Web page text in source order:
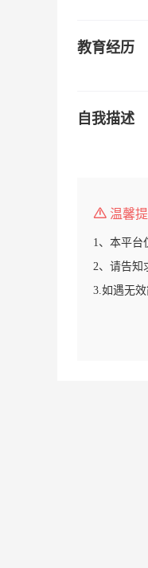
教育经历
自我描述
温馨
1、本平台
2、请告知
3.如遇无